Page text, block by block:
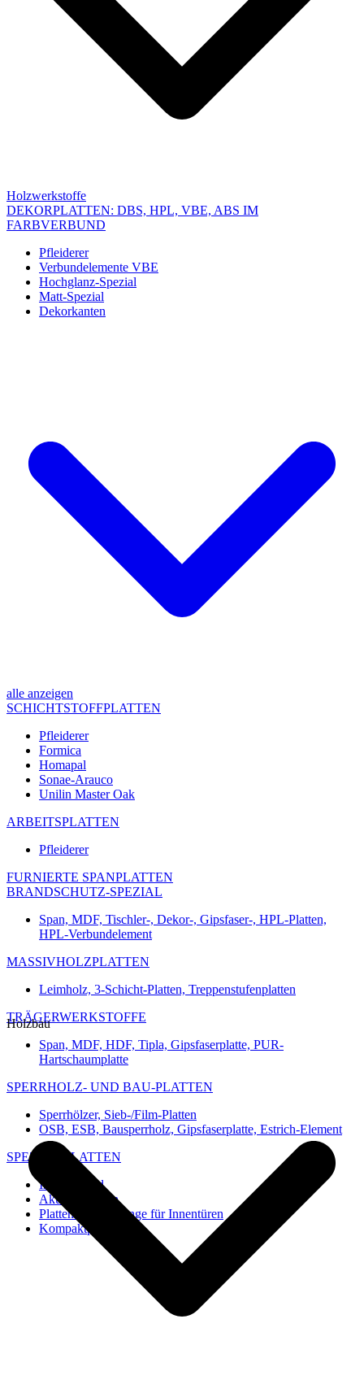
Holzwerkstoffe
DEKORPLATTEN: DBS, HPL, VBE, ABS IM
FARBVERBUND
Pfleiderer
Verbundelemente VBE
Hochglanz-Spezial
Matt-Spezial
Dekorkanten
alle anzeigen
SCHICHTSTOFFPLATTEN
Pfleiderer
Formica
Homapal
Sonae-Arauco
Unilin Master Oak
ARBEITSPLATTEN
Pfleiderer
FURNIERTE SPANPLATTEN
BRANDSCHUTZ-SPEZIAL
Span, MDF, Tischler-, Dekor-, Gipsfaser-, HPL-Platten,
HPL-Verbundelement
MASSIVHOLZPLATTEN
Leimholz, 3-Schicht-Platten, Treppenstufenplatten
TRÄGERWERKSTOFFE
Span, MDF, HDF, Tipla, Gipsfaserplatte, PUR-
Hartschaumplatte
SPERRHOLZ- UND BAU-PLATTEN
Sperrhölzer, Sieb-/Film-Platten
OSB, ESB, Bausperrholz, Gipsfaserplatte, Estrich-Element
SPEZIAL-PLATTEN
Imi-Verbund
Akustik-Platten
Platten und Rohlinge für Innentüren
Kompaktplatten
Holzbau